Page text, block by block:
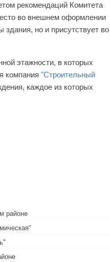
рекомендаций Комитета
во внешнем оформлении
но и присутствует во
этажности, в которых
компания "Строительный
каждое из которых
районе